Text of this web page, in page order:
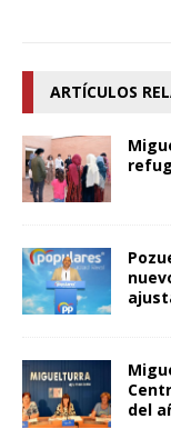
ARTÍCULOS
del